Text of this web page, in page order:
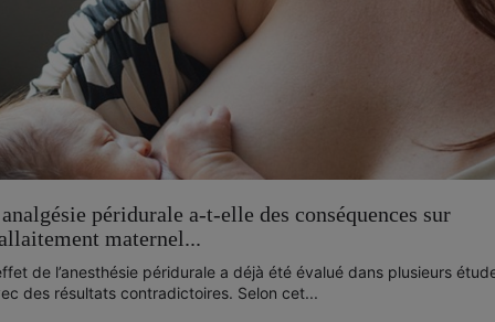
péridurale a-t-elle des conséquences sur
maternel...
de l’anesthésie péridurale a déjà été évalué dans plusieurs
des résultats contradictoires. Selon cet...